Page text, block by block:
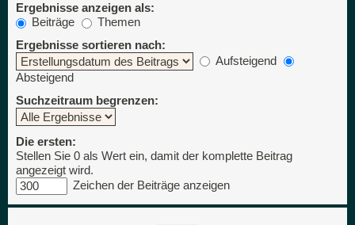
Ergebnisse anzeigen als:
Beiträge
Themen
Ergebnisse sortieren nach:
Aufsteigend
Absteigend
Suchzeitraum begrenzen:
Die ersten:
Stellen Sie 0 als Wert ein, damit der komplette Beitrag
angezeigt wird.
Zeichen der Beiträge anzeigen